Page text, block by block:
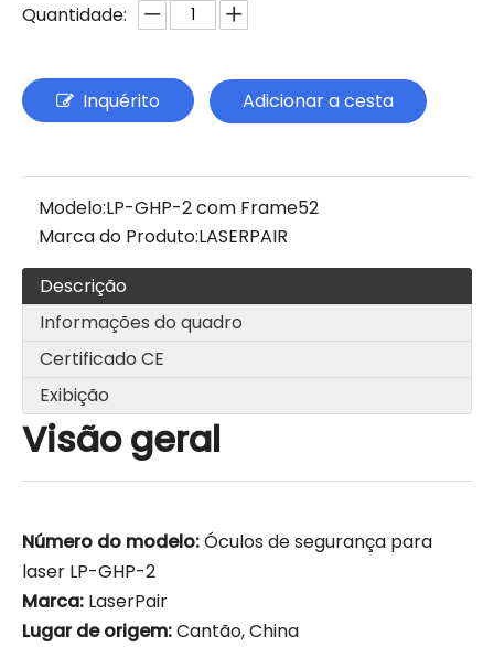
Quantidade:
Inquérito Adicionar a cesta
Modelo:LP-GHP-2 com Frame52
Marca do Produto:LASERPAIR
Descrição
Informações do quadro
Certificado CE
Exibição
Visão geral
Número do modelo:Óculos de segurança para
laser LP-GHP-2
Marca: LaserPair
Lugar de origem:Cantão, China